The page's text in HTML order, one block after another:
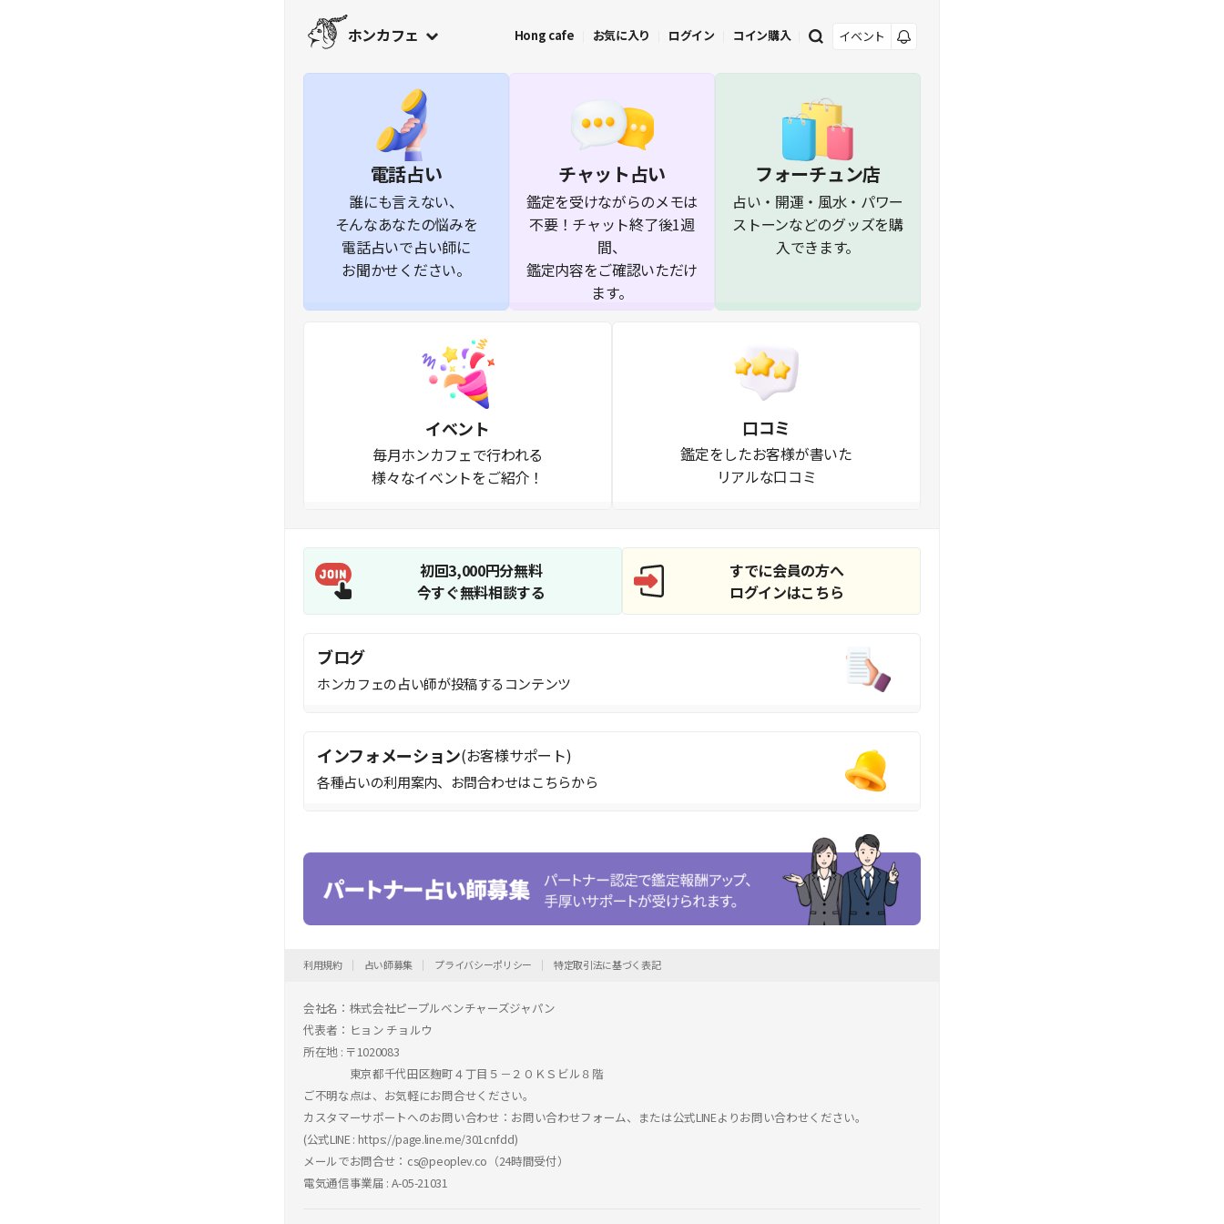
Hong-
cafe-
ホンカフェ Hong cafe お気に入り ログイン コイン購入 イベント
電話占い
誰にも言えない、
そんなあなたの悩みを
電話占いで占い師に
お聞かせください。
チャット占い
鑑定を受けながらのメモは
不要！ チャット終了後1週
間、
鑑定内容をご確認いただけ
ます。
フォーチュン店
占い・開運・風水・パワー
ストーンなどのグッズを購
入できます。
イベント
毎月ホンカフェで行われる
様々なイベントをご紹介！
口コミ
鑑定をしたお客様が書いた
リアルな口コミ
初回3,000円分無料
今すぐ無料相談する
すでに会員の方へ
ログインはこちら
ブログ
ホンカフェの占い師が投稿するコンテンツ
インフォメーション(お客様サポート)
各種占いの利用案内、お問合わせはこちらから
利用規約 占い師募集 プライバシーポリシー 特定取引法に基づく表記
会社名：株式会社ピープルベンチャーズジャパン
代表者：ヒョン チョルウ
所在地 : 〒1020083
東京都千代田区麹町４丁目５－２０ＫＳビル８階
ご不明な点は、お気軽にお問合せください。
カスタマーサポートへのお問い合わせ：お問い合わせフォーム、または公式LINEよりお問い合わせください。
(公式LINE : https://page.line.me/301cnfdd)
メールでお問合せ：cs@peoplev.co（24時間受付）
電気通信事業届 : A-05-21031